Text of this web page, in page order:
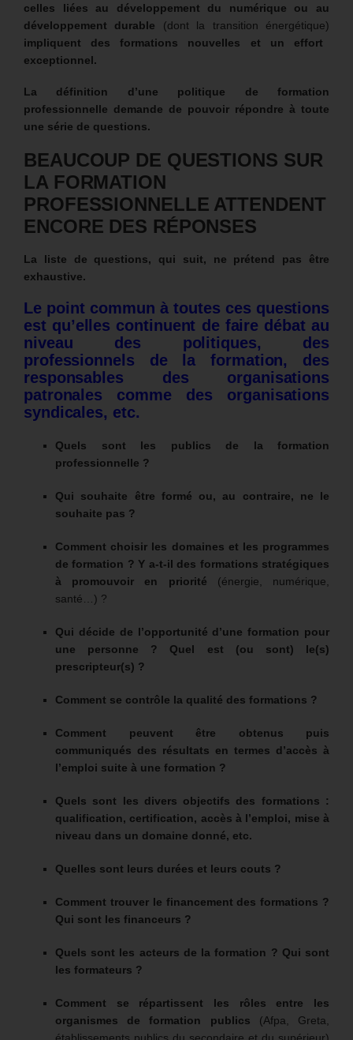
celles liées au développement du numérique ou au
développement durable (dont la transition énergétique)
impliquent des formations nouvelles et un effort
exceptionnel.
La définition d’une politique de formation
professionnelle demande de pouvoir répondre à toute
une série de questions.
BEAUCOUP DE QUESTIONS SUR
LA FORMATION
PROFESSIONNELLE ATTENDENT
ENCORE DES RÉPONSES
La liste de questions, qui suit, ne prétend pas être
exhaustive.
Le point commun à toutes ces questions
est qu’elles continuent de faire débat au
niveau des politiques, des
professionnels de la formation, des
responsables des organisations
patronales comme des organisations
syndicales, etc.
Quels sont les publics de la formation
professionnelle ?
Qui souhaite être formé ou, au contraire, ne le
souhaite pas ?
Comment choisir les domaines et les programmes
de formation ? Y a-t-il des formations stratégiques
à promouvoir
en priorité (énergie, numérique,
santé…) ?
Qui décide de l’opportunité d’une formation pour
une personne ? Quel est (ou sont) le(s)
prescripteur(s) ?
Comment se contrôle la qualité des formations ?
Comment peuvent être obtenus puis
communiqués des résultats en termes d’accès à
l’emploi suite à une formation ?
Quels sont les divers objectifs des formations :
qualification, certification, accès à l’emploi, mise à
niveau dans un domaine donné, etc.
Quelles sont leurs durées et leurs couts ?
Comment trouver le financement des formations ?
Qui sont les financeurs ?
Quels sont les acteurs de la formation ? Qui sont
les formateurs ?
Comment se répartissent les rôles entre les
organismes de formation publics (Afpa, Greta,